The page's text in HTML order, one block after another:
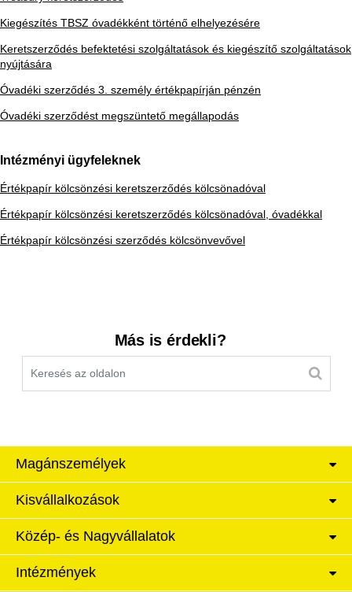
Kiegészítés TBSZ óvadékként történő elhelyezésére
Keretszerződés befektetési szolgáltatások és kiegészítő szolgáltatások
nyújtására
Óvadéki szerződés 3. személy értékpapírján pénzén
Óvadéki szerződést megszüntető megállapodás
Intézményi ügyfeleknek
Értékpapír kölcsönzési keretszerződés kölcsönadóval
Értékpapír kölcsönzési keretszerződés kölcsönadóval, óvadékkal
Értékpapír kölcsönzési szerződés kölcsönvevővel
Más is érdekli?
Magánszemélyek
Kisvállalkozások
Közép- és Nagyvállalatok
Intézmények